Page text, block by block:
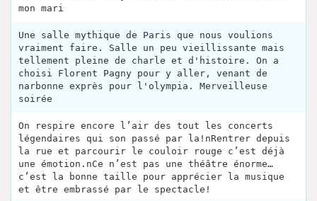
mon mari
Une salle mythique de Paris que nous voulions
vraiment faire. Salle un peu vieillissante mais
tellement pleine de charle et d'histoire. On a
choisi Florent Pagny pour y aller, venant de
narbonne exprès pour l'olympia. Merveilleuse
soirée
On respire encore l’air des tout les concerts
légendaires qui son passé par la!nRentrer depuis
la rue et parcourir le couloir rouge c’est déjà
une émotion.nCe n’est pas une théâtre énorme…
c’est la bonne taille pour apprécier la musique
et être embrassé par le spectacle!